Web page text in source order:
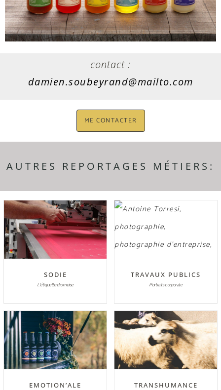
contact :
damien.soubeyrand@mailto.com
ME CONTACTER
AUTRES REPORTAGES MÉTIERS:
SODIE
L'étiquette dromoise
TRAVAUX PUBLICS
Portraits corporate
EMOTION’ALE TRANSHUMANCE